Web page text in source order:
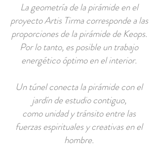
La geometría de la pirámide en el
proyecto Artis Tirma corresponde a las
proporciones de la pirámide de Keops.
Por lo tanto, es posible un trabajo
energético óptimo en el interior.
Un túnel conecta la pirámide con el
jardín de estudio contiguo,
como unidad y tránsito entre las
fuerzas espirituales y creativas en el
hombre.